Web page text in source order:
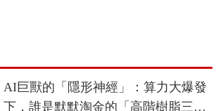
AI巨獸的「隱形神經」：算力大爆發
下，誰是默默淘金的「高階樹脂三